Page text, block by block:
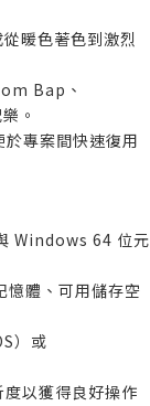
暖色著色到激烈
Bap、
。
專案間快速復用
Windows 64 位元
憶體、可用儲存空
）或
以獲得良好操作